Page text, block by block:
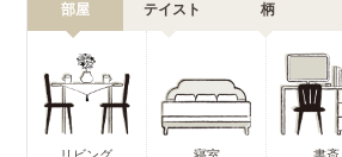
部屋 テイスト 柄
リビング 寝室 書斎